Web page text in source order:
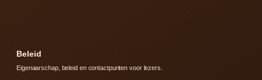
Beleid
Eigenaarschap, beleid en contactpunten voor lezers.